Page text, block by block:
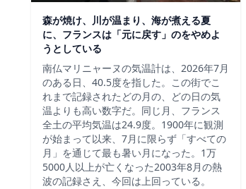
森が焼け、川が温まり、海が煮える夏
に、フランスは「元に戻す」のをやめよ
うとしている
南仏マリニャーヌの気温計は、2026年7月
のある日、40.5度を指した。この街でこ
れまで記録されたどの月の、どの日の気
温よりも高い数字だ。同じ月、フランス
全土の平均気温は24.9度。1900年に観測
が始まって以来、7月に限らず「すべての
月」を通じて最も暑い月になった。1万
5000人以上が亡くなった2003年8月の熱
波の記録さえ、今回は上回っている。